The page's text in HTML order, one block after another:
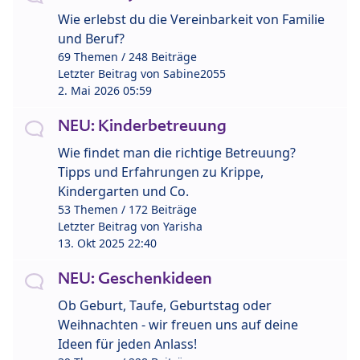
Wie erlebst du die Vereinbarkeit von Familie
und Beruf?
69 Themen / 248 Beiträge
Letzter Beitrag von Sabine2055
2. Mai 2026 05:59
NEU: Kinderbetreuung
Wie findet man die richtige Betreuung?
Tipps und Erfahrungen zu Krippe,
Kindergarten und Co.
53 Themen / 172 Beiträge
Letzter Beitrag von Yarisha
13. Okt 2025 22:40
NEU: Geschenkideen
Ob Geburt, Taufe, Geburtstag oder
Weihnachten - wir freuen uns auf deine
Ideen für jeden Anlass!